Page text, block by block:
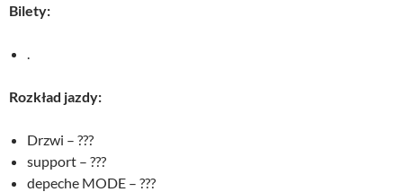
Bilety:
Rozkład jazdy:
Drzwi – ???
support – ???
depeche MODE – ???